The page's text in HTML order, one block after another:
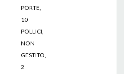
PORTE,
10
POLLICI,
NON
GESTITO,
2